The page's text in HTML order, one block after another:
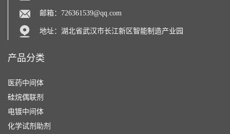
邮箱： 726361539@qq.com
地址：湖北省武汉市长江新区智能制造产业园
产品分类
医药中间体
硅烷偶联剂
电镀中间体
化学试剂助剂